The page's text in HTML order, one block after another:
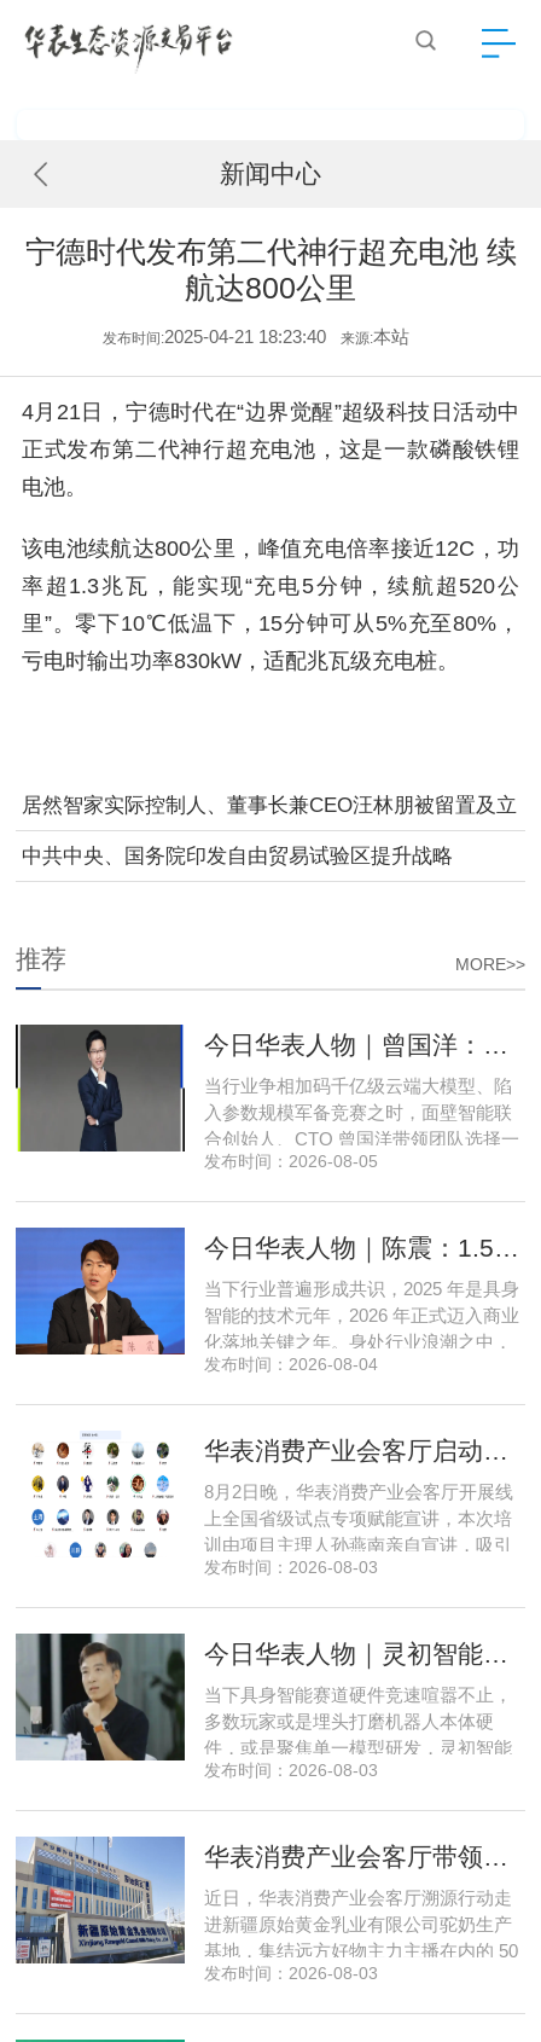
新闻中心
宁德时代发布第二代神行超充电池 续
航达800公里
发布时间:2025-04-21 18:23:40 来源:本站
4月21日，宁德时代在“边界觉醒”超级科技日活动中
正式发布第二代神行超充电池，这是一款磷酸铁锂
电池。
该电池续航达800公里，峰值充电倍率接近12C，功
率超1.3兆瓦，能实现“充电5分钟，续航超520公
里”。零下10℃低温下，15分钟可从5%充至80%，
亏电时输出功率830kW，适配兆瓦级充电桩。
居然智家实际控制人、董事长兼CEO汪林朋被留置及立
案
中共中央、国务院印发自由贸易试验区提升战略
MORE>>
推荐
当行业争相加码千亿级云端大模型、陷
入参数规模军备竞赛之时，面壁智能联
合创始人、CTO 曾国洋带领团队选择一
条小众赛道：深耕端侧轻量化大模型，
的技术深耕与严谨的工程思维，走出国
布局中，自然流畅的全模态
发布时间：2026-08-05
当下行业普遍形成共识，2025 年是具身
智能的技术元年，2026 年正式迈入商业
化落地关键之年。身处行业浪潮之中，
享刻智能创始人、CEO 陈震表示，当前
长久，这也是享刻智能自创立之初便坚
创始人、CEO 陈震纵观当前具
发布时间：2026-08-04
8月2日晚，华表消费产业会客厅开展线
上全国省级试点专项赋能宣讲，本次培
训由项目主理人孙燕南亲自宣讲，吸引
了来自贵州、河北、北京、天津、常
间盘活、私域变现、稳现金流搭建、试
现状，深度剖析行业双重发展困境
发布时间：2026-08-03
今日华表人物｜灵初智能CEO王启斌：押注千万级数据解锁具身智能质变
当下具身智能赛道硬件竞速喧嚣不止，
多数玩家或是埋头打磨机器人本体硬
件，或是聚焦单一模型研发，灵初智能
自创立之初便守住初心，以自研操作大
能创始人王启斌，拆解其从创立第一天
数据规模才是决定行业拐点的核心
发布时间：2026-08-03
近日，华表消费产业会客厅溯源行动走
进新疆原始黄金乳业有限公司驼奶生产
基地，集结远方好物主力主播在内的 50
位头部私域主播组团深入工厂一线实地
发布时间：2026-08-03